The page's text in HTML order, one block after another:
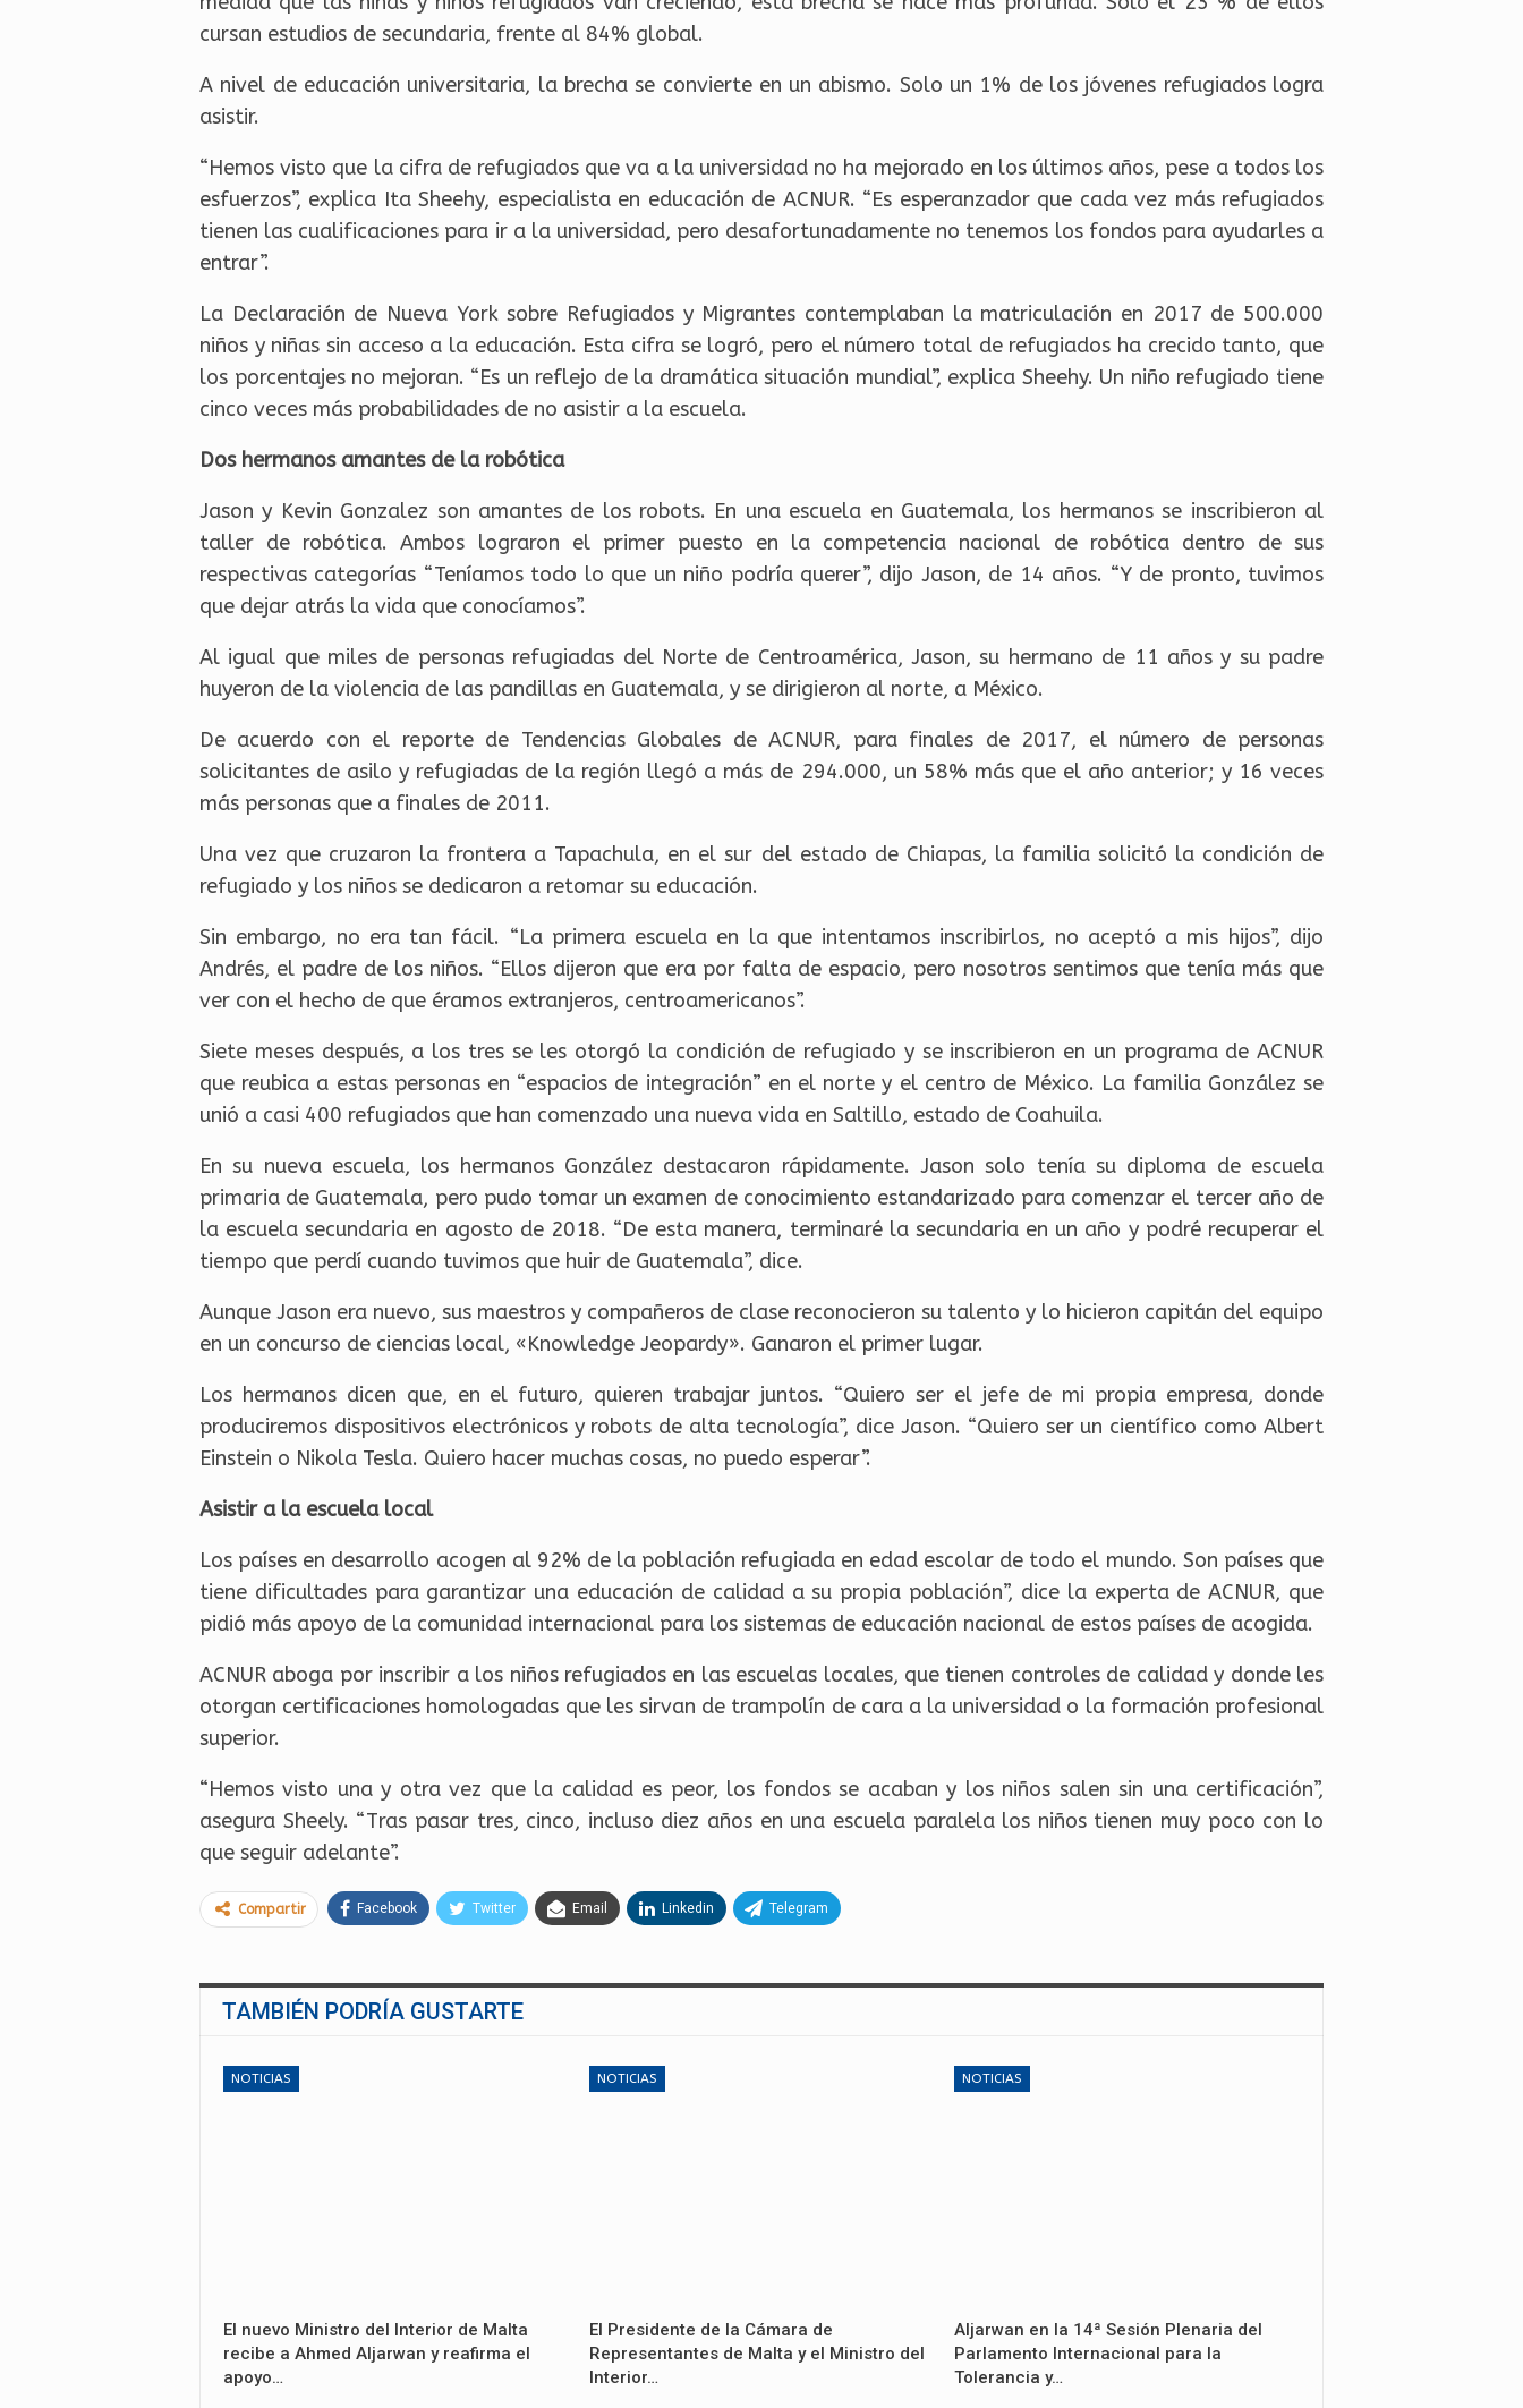
cursan estudios de secundaria, frente al 84% global.
A nivel de educación universitaria, la brecha se convierte en un abismo. Solo un 1% de los jóvenes refugiados logra
asistir.
“Hemos visto que la cifra de refugiados que va a la universidad no ha mejorado en los últimos años, pese a todos los
esfuerzos”, explica Ita Sheehy, especialista en educación de ACNUR. “Es esperanzador que cada vez más refugiados
tienen las cualificaciones para ir a la universidad, pero desafortunadamente no tenemos los fondos para ayudarles a
entrar”.
La Declaración de Nueva York sobre Refugiados y Migrantes contemplaban la matriculación en 2017 de 500.000
niños y niñas sin acceso a la educación. Esta cifra se logró, pero el número total de refugiados ha crecido tanto, que
los porcentajes no mejoran. “Es un reflejo de la dramática situación mundial”, explica Sheehy. Un niño refugiado tiene
cinco veces más probabilidades de no asistir a la escuela.
Dos hermanos amantes de la robótica
Jason y Kevin Gonzalez son amantes de los robots. En una escuela en Guatemala, los hermanos se inscribieron al
taller de robótica. Ambos lograron el primer puesto en la competencia nacional de robótica dentro de sus
respectivas categorías “Teníamos todo lo que un niño podría querer”, dijo Jason, de 14 años. “Y de pronto, tuvimos
que dejar atrás la vida que conocíamos”.
Al igual que miles de personas refugiadas del Norte de Centroamérica, Jason, su hermano de 11 años y su padre
huyeron de la violencia de las pandillas en Guatemala, y se dirigieron al norte, a México.
De acuerdo con el reporte de Tendencias Globales de ACNUR, para finales de 2017, el número de personas
solicitantes de asilo y refugiadas de la región llegó a más de 294.000, un 58% más que el año anterior; y 16 veces
más personas que a finales de 2011.
Una vez que cruzaron la frontera a Tapachula, en el sur del estado de Chiapas, la familia solicitó la condición de
refugiado y los niños se dedicaron a retomar su educación.
Sin embargo, no era tan fácil. “La primera escuela en la que intentamos inscribirlos, no aceptó a mis hijos”, dijo
Andrés, el padre de los niños. “Ellos dijeron que era por falta de espacio, pero nosotros sentimos que tenía más que
ver con el hecho de que éramos extranjeros, centroamericanos”.
Siete meses después, a los tres se les otorgó la condición de refugiado y se inscribieron en un programa de ACNUR
que reubica a estas personas en “espacios de integración” en el norte y el centro de México. La familia González se
unió a casi 400 refugiados que han comenzado una nueva vida en Saltillo, estado de Coahuila.
En su nueva escuela, los hermanos González destacaron rápidamente. Jason solo tenía su diploma de escuela
primaria de Guatemala, pero pudo tomar un examen de conocimiento estandarizado para comenzar el tercer año de
la escuela secundaria en agosto de 2018. “De esta manera, terminaré la secundaria en un año y podré recuperar el
tiempo que perdí cuando tuvimos que huir de Guatemala”, dice.
Aunque Jason era nuevo, sus maestros y compañeros de clase reconocieron su talento y lo hicieron capitán del equipo
en un concurso de ciencias local, «Knowledge Jeopardy». Ganaron el primer lugar.
Los hermanos dicen que, en el futuro, quieren trabajar juntos. “Quiero ser el jefe de mi propia empresa, donde
produciremos dispositivos electrónicos y robots de alta tecnología”, dice Jason. “Quiero ser un científico como Albert
Einstein o Nikola Tesla. Quiero hacer muchas cosas, no puedo esperar”.
Asistir a la escuela local
Los países en desarrollo acogen al 92% de la población refugiada en edad escolar de todo el mundo. Son países que
tiene dificultades para garantizar una educación de calidad a su propia población”, dice la experta de ACNUR, que
pidió más apoyo de la comunidad internacional para los sistemas de educación nacional de estos países de acogida.
ACNUR aboga por inscribir a los niños refugiados en las escuelas locales, que tienen controles de calidad y donde les
otorgan certificaciones homologadas que les sirvan de trampolín de cara a la universidad o la formación profesional
superior.
“Hemos visto una y otra vez que la calidad es peor, los fondos se acaban y los niños salen sin una certificación”,
asegura Sheely. “Tras pasar tres, cinco, incluso diez años en una escuela paralela los niños tienen muy poco con lo
que seguir adelante”.
Compartir Facebook Twitter Email Linkedin Telegram
TAMBIÉN PODRÍA GUSTARTE
NOTICIAS
El nuevo Ministro del Interior de Malta
recibe a Ahmed Aljarwan y reafirma el
apoyo…
NOTICIAS
El Presidente de la Cámara de
Representantes de Malta y el Ministro del
Interior…
NOTICIAS
Aljarwan en la 14ª Sesión Plenaria del
Parlamento Internacional para la
Tolerancia y…